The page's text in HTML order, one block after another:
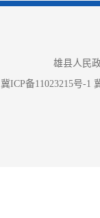
二、主动
雄县人民
冀ICP备11023215号-1